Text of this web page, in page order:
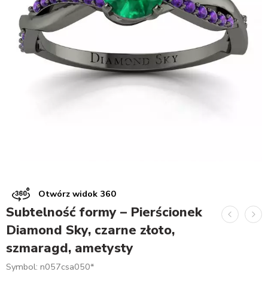
Otwórz widok 360
Subtelność formy – Pierścionek
Diamond Sky, czarne złoto,
szmaragd, ametysty
Symbol: n057csa050*